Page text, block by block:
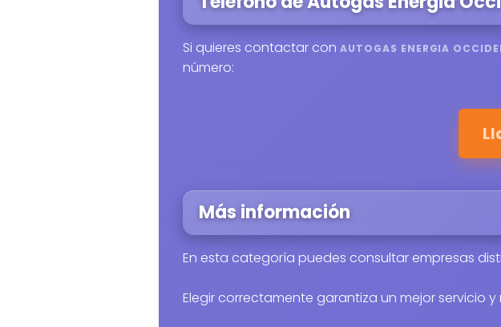
Si quieres contactar con AUTOGAS ENERGIA
número:
Más información
En esta categoría puedes consultar empresas
Elegir correctamente garantiza un mejor servicio